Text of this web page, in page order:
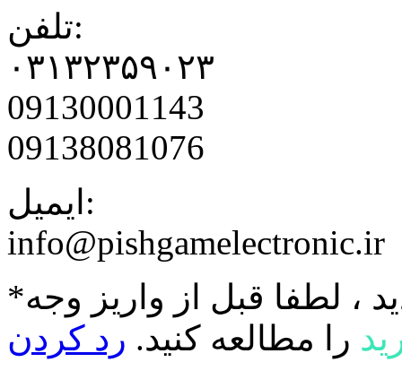
تلفن:
۰۳۱۳۲۳۵۹۰۲۳
09130001143
09138081076
ایمیل:
info@pishgamelectronic.ir
، لطفا قبل از واریز وجه
را مطالعه کنید. رد کردن